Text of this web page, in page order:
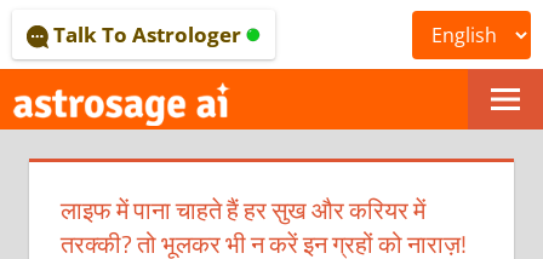
to
content
ONLINE
ASTROLOGICAL
JOURNAL
Talk To Astrologer
लाइफ में पाना चाहते हैं हर सुख और करियर में
तरक्की? तो भूलकर भी न करें इन ग्रहों को नाराज़!